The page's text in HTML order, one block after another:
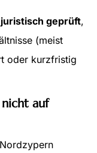
geprüft,
(meist
oder kurzfristig
auf